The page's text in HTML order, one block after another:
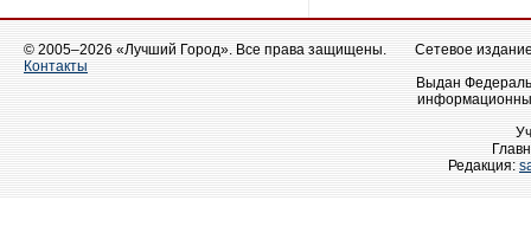
© 2005–2026 «Лучший Город». Все права защищены.
Контакты
Сетевое
Выдан
Редакция: